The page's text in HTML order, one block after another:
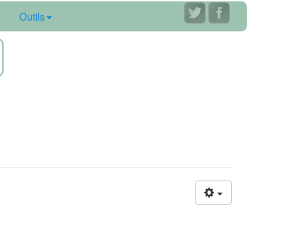
Outils